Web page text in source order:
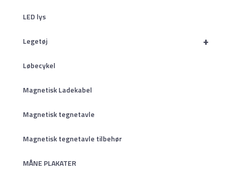
LED lys
+
Legetøj
Løbecykel
Magnetisk Ladekabel
Magnetisk tegnetavle
Magnetisk tegnetavle tilbehør
MÅNE PLAKATER